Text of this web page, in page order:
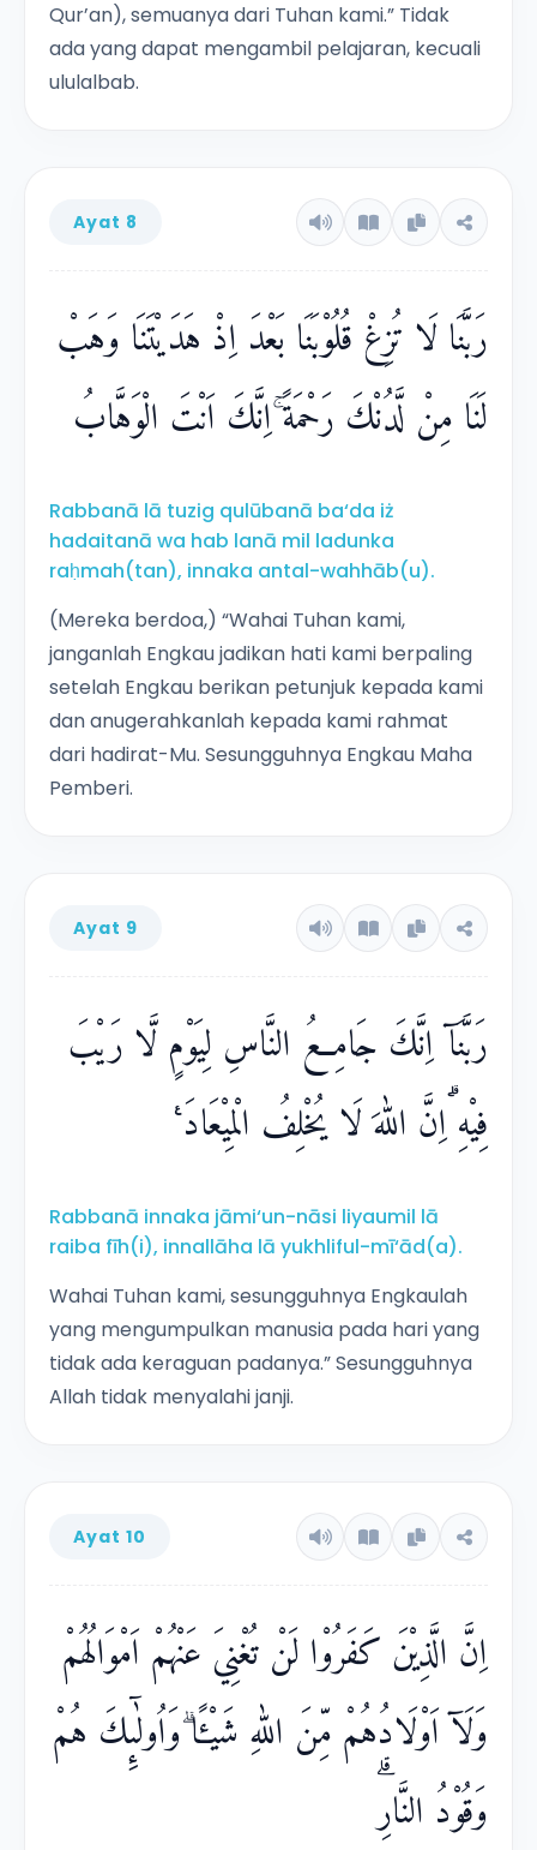
Qur’an), semuanya dari Tuhan kami.” Tidak
ada yang dapat mengambil pelajaran, kecuali
ululalbab.
Ayat 8
رَبَّنَا لَا تُزِغْ قُلُوْبَنَا بَعْدَ اِذْ هَدَيْتَنَا وَهَبْ
لَنَا مِنْ لَّدُنْكَ رَحْمَةً ۚاِنَّكَ اَنْتَ الْوَهَّابُ
Rabbanā lā tuzig qulūbanā ba‘da iż
hadaitanā wa hab lanā mil ladunka
raḥmah(tan), innaka antal-wahhāb(u).
(Mereka berdoa,) “Wahai Tuhan kami,
janganlah Engkau jadikan hati kami berpaling
setelah Engkau berikan petunjuk kepada kami
dan anugerahkanlah kepada kami rahmat
dari hadirat-Mu. Sesungguhnya Engkau Maha
Pemberi.
Ayat 9
رَبَّنَآ اِنَّكَ جَامِعُ النَّاسِ لِيَوْمٍ لَّا رَيْبَ
فِيْهِ ۗاِنَّ اللّٰهَ لَا يُخْلِفُ الْمِيْعَادَ ࣖ
Rabbanā innaka jāmi‘un-nāsi liyaumil lā
raiba fīh(i), innallāha lā yukhliful-mī‘ād(a).
Wahai Tuhan kami, sesungguhnya Engkaulah
yang mengumpulkan manusia pada hari yang
tidak ada keraguan padanya.” Sesungguhnya
Allah tidak menyalahi janji.
Ayat 10
اِنَّ الَّذِيْنَ كَفَرُوْا لَنْ تُغْنِيَ عَنْهُمْ اَمْوَالُهُمْ
وَلَآ اَوْلَادُهُمْ مِّنَ اللّٰهِ شَيْـًٔا ۗوَاُولٰۤىِٕكَ هُمْ
وَقُوْدُ النَّارِۗ